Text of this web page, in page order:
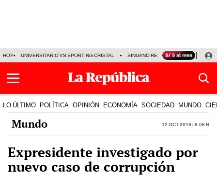
HOY UNIVERSITARIO VS SPORTING CRISTAL SINUANO RESULTADOS HOY
LO ÚLTIMO POLÍTICA OPINIÓN ECONOMÍA SOCIEDAD MUNDO
Mundo 12 Oct 2019 | 6:06 h
Expresidente investigado por
nuevo caso de corrupción